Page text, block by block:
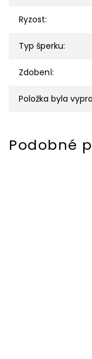
Ryzost:
Typ šperku:
Zdobení:
Položka byla